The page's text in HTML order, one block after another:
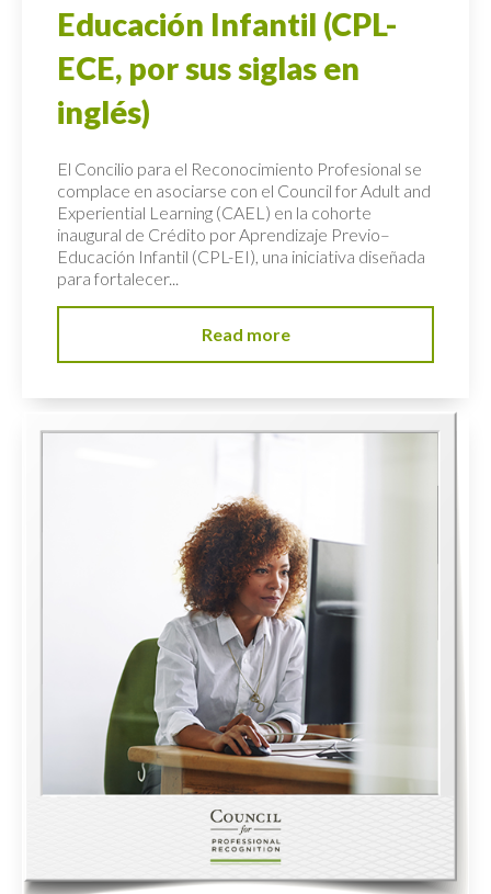
Educación Infantil (CPL-
ECE, por sus siglas en
inglés)
El Concilio para el Reconocimiento Profesional se
complace en asociarse con el Council for Adult and
Experiential Learning (CAEL) en la cohorte
inaugural de Crédito por Aprendizaje Previo–
Educación Infantil (CPL-EI), una iniciativa diseñada
para fortalecer...
Read more